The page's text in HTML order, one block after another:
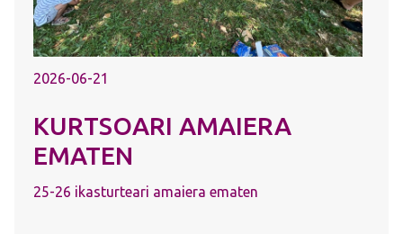
2026-06-21
KURTSOARI AMAIERA
EMATEN
25-26 ikasturteari amaiera ematen